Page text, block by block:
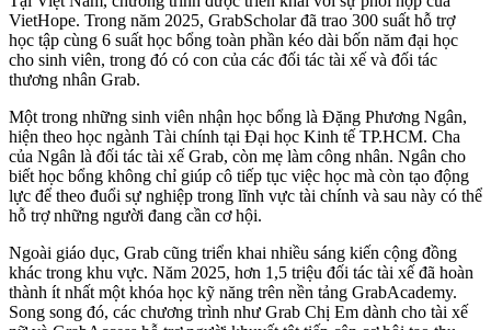
VietHope. Trong năm 2025, GrabScholar đã trao 300 suất hỗ trợ
học tập cùng 6 suất học bổng toàn phần kéo dài bốn năm đại học
cho sinh viên, trong đó có con của các đối tác tài xế và đối tác
thương nhân Grab.
Một trong những sinh viên nhận học bổng là Đặng Phương Ngân,
hiện theo học ngành Tài chính tại Đại học Kinh tế TP.HCM. Cha
của Ngân là đối tác tài xế Grab, còn mẹ làm công nhân. Ngân cho
biết học bổng không chỉ giúp cô tiếp tục việc học mà còn tạo động
lực để theo đuổi sự nghiệp trong lĩnh vực tài chính và sau này có thể
hỗ trợ những người đang cần cơ hội.
Ngoài giáo dục, Grab cũng triển khai nhiều sáng kiến cộng đồng
khác trong khu vực. Năm 2025, hơn 1,5 triệu đối tác tài xế đã hoàn
thành ít nhất một khóa học kỹ năng trên nền tảng GrabAcademy.
Song song đó, các chương trình như Grab Chị Em dành cho tài xế